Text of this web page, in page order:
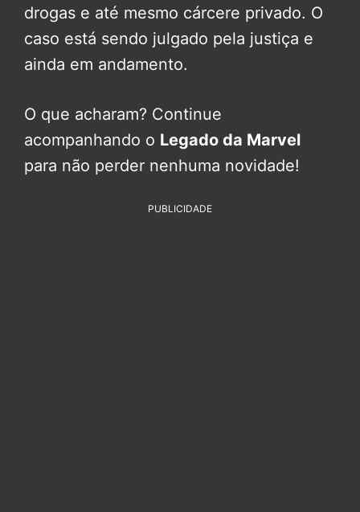
drogas e até mesmo cárcere privado. O
caso está sendo julgado pela justiça e
ainda em andamento.
O que acharam? Continue
acompanhando o Legado da Marvel
para não perder nenhuma novidade!
PUBLICIDADE